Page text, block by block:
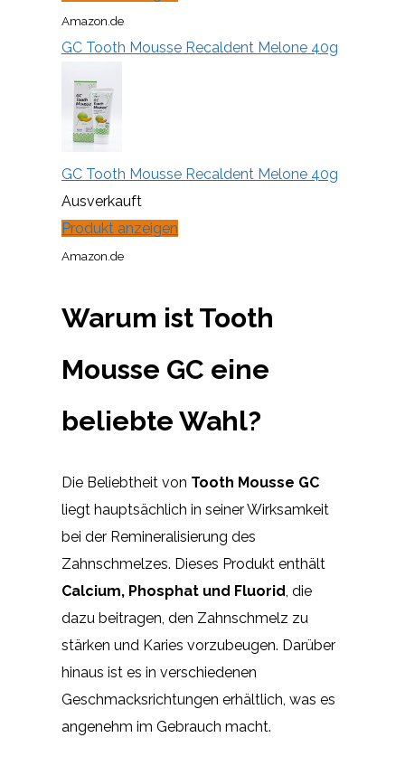
Amazon.de
GC Tooth Mousse Recaldent Melone 40g
GC Tooth Mousse Recaldent Melone 40g
Ausverkauft
Produkt anzeigen
Amazon.de
Warum ist Tooth
Mousse GC eine
beliebte Wahl?
Die Beliebtheit von Tooth Mousse GC
liegt hauptsächlich in seiner Wirksamkeit
bei der Remineralisierung des
Zahnschmelzes. Dieses Produkt enthält
Calcium, Phosphat und Fluorid , die
dazu beitragen, den Zahnschmelz zu
stärken und Karies vorzubeugen. Darüber
hinaus ist es in verschiedenen
Geschmacksrichtungen erhältlich, was es
angenehm im Gebrauch macht.